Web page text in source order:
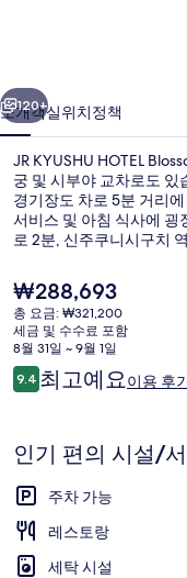
진
갤
러
리
다음
120+
소개객실위치정책
JR KYUSHU HOTEL
궁 및 시부야 교차로도 있
경기장도 차로 5분 거리
서비스 및 아침 식사에
로 2분, 신주쿠니시구치
현
재
가
격
은
₩288,693
₩288,693
총 요금: ₩321,200
세금 및 수수료 포함
8월 31일 ~ 9월 1일
이
용
기
9.410점 만점 중 9.4점.
최고예요이용 후
인기 편의 시설/
주차 가능
레스토랑
세탁 시설